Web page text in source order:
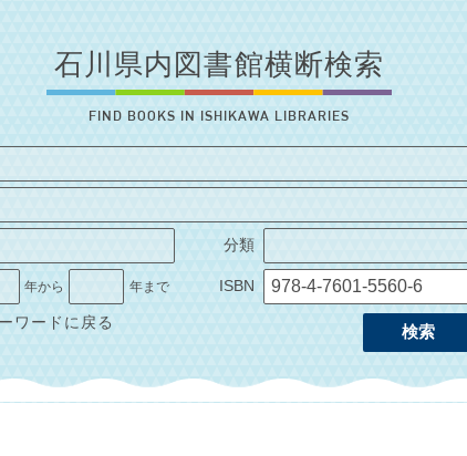
石川県内図書館横断検索
FIND BOOKS IN ISHIKAWA LIBRARIES
分類
年から 年まで ISBN
検索
ワードに戻る